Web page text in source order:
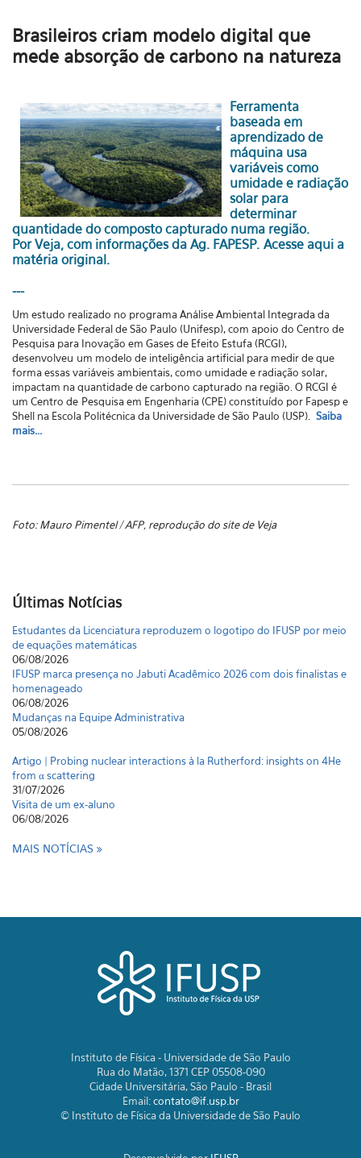
Brasileiros criam modelo digital que
mede absorção de carbono na natureza
Ferramenta
baseada em
aprendizado de
máquina usa
variáveis como
umidade e radiação
solar para
determinar
quantidade do composto capturado numa região.
Por Veja, com informações da Ag. FAPESP. Acesse aqui a
matéria original.
---
Um estudo realizado no programa Análise Ambiental Integrada da
Universidade Federal de São Paulo (Unifesp), com apoio do Centro de
Pesquisa para Inovação em Gases de Efeito Estufa (RCGI),
desenvolveu um modelo de inteligência artificial para medir de que
forma essas variáveis ambientais, como umidade e radiação solar,
impactam na quantidade de carbono capturado na região. O RCGI é
um Centro de Pesquisa em Engenharia (CPE) constituído por Fapesp e
Shell na Escola Politécnica da Universidade de São Paulo (USP).
Saiba
mais...
Foto: Mauro Pimentel / AFP, reprodução do site de Veja
Últimas Notícias
de equações matemáticas
06/08/2026
IFUSP marca presença no Jabuti Acadêmico 2026 com dois finalistas e
homenageado
06/08/2026
Mudanças na Equipe Administrativa
05/08/2026
from α scattering
31/07/2026
Visita de um ex-aluno
06/08/2026
de equações matemáticas
MAIS NOTÍCIAS
Instituto de Física - Universidade de São Paulo
Rua do Matão, 1371 CEP 05508-090
Cidade Universitária, São Paulo - Brasil
Email:contato@if.usp.br
© Instituto de Física da Universidade de São Paulo